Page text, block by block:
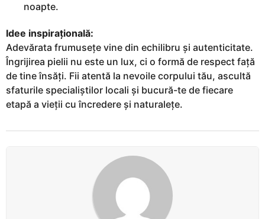
noapte.
Idee inspirațională:
Adevărata frumusețe vine din echilibru și autenticitate.
Îngrijirea pielii nu este un lux, ci o formă de respect față
de tine însăți. Fii atentă la nevoile corpului tău, ascultă
sfaturile specialiștilor locali și bucură-te de fiecare
etapă a vieții cu încredere și naturalețe.